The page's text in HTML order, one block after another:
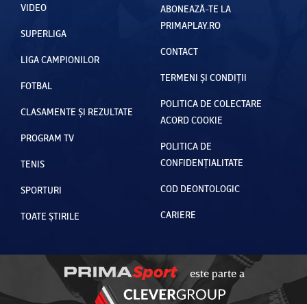
VIDEO
SUPERLIGA
LIGA CAMPIONILOR
FOTBAL
CLASAMENTE ȘI REZULTATE
PROGRAM TV
TENIS
SPORTURI
TOATE ȘTIRILE
ABONEAZĂ-TE LA
PRIMAPLAY.RO
CONTACT
TERMENI ȘI CONDIȚII
POLITICA DE COLECTARE
ACORD COOKIE
POLITICA DE
CONFIDENȚIALITATE
COD DEONTOLOGIC
CARIERE
este parte a